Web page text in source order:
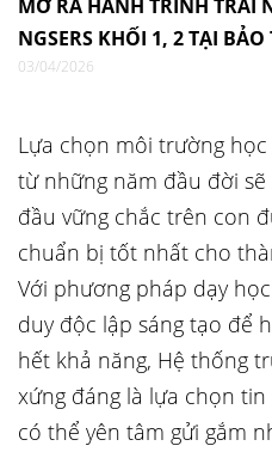
MỞ RA HÀNH TRÌNH TRẢI
NGSERS KHỐI 1, 2 TẠI
03/04/2026
Lựa chọn môi trường
từ những năm đầu đời
đầu vững chắc trên con
chuẩn bị tốt nhất cho
Với phương pháp dạy
duy độc lập sáng tạo để
hết khả năng, Hệ thống
xứng đáng là lựa chọn
có thể yên tâm gửi gắm